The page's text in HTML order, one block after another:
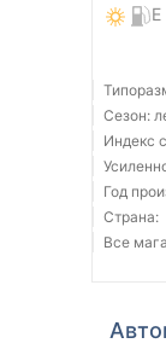
E
Сезон:
Индекс
Год
Страна:
Все